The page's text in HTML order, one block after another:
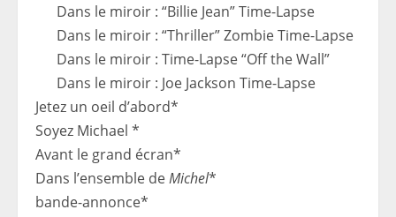
Dans le miroir : “Billie Jean” Time-Lapse
Dans le miroir : “Thriller” Zombie Time-Lapse
Dans le miroir : Time-Lapse “Off the Wall”
Dans le miroir : Joe Jackson Time-Lapse
Jetez un oeil d’abord*
Soyez Michael *
Avant le grand écran*
Dans l’ensemble deMichel*
bande-annonce*